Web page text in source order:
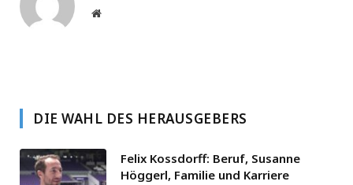
Website
DIE WAHL DES HERAUSGEBERS
Felix Kossdorff: Beruf, Susanne
Höggerl, Familie und Karriere